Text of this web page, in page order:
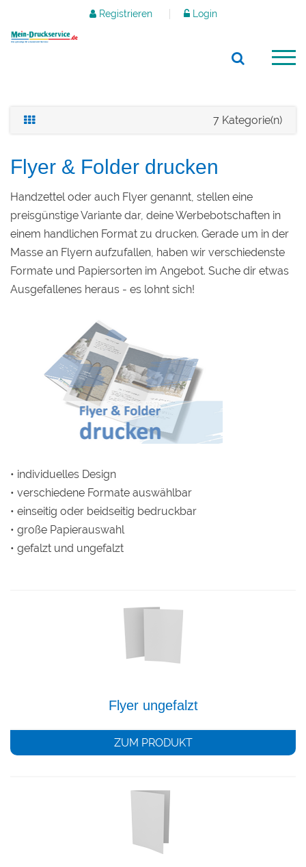
Registrieren Login
7 Kategorie(n)
Flyer & Folder drucken
Handzettel oder auch Flyer genannt, stellen eine
preisgünstige Variante dar, deine Werbebotschaften in
einem handlichen Format zu drucken. Gerade um in der
Masse an Flyern aufzufallen, haben wir verschiedenste
Formate und Papiersorten im Angebot. Suche dir etwas
Ausgefallenes heraus - es lohnt sich!
• individuelles Design
• verschiedene Formate auswählbar
• einseitig oder beidseitig bedruckbar
• große Papierauswahl
• gefalzt und ungefalzt
Flyer ungefalzt
ZUM PRODUKT